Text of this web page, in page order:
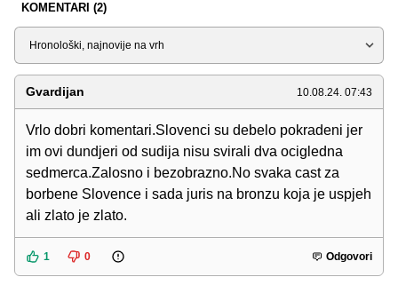
KOMENTARI (2)
Sortiraj
Gvardijan 10.08.24. 07:43
Vrlo dobri komentari.Slovenci su debelo pokradeni jer
im ovi dundjeri od sudija nisu svirali dva ocigledna
sedmerca.Zalosno i bezobrazno.No svaka cast za
borbene Slovence i sada juris na bronzu koja je uspjeh
ali zlato je zlato.
1 0 Odgovori